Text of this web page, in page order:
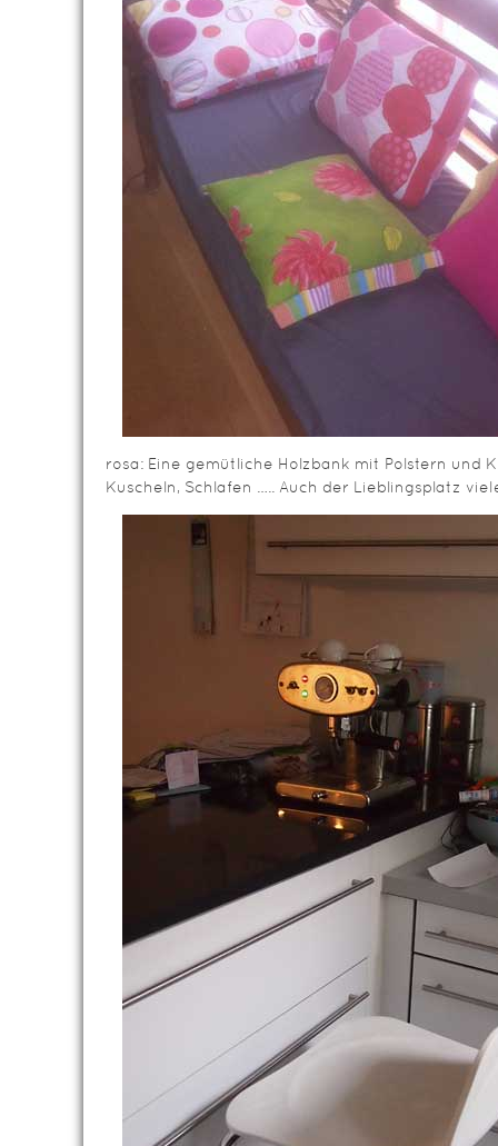
rosa: Eine gemütliche Holzbank mit Polstern und
Kuscheln, Schlafen ….. Auch der Lieblingsplatz